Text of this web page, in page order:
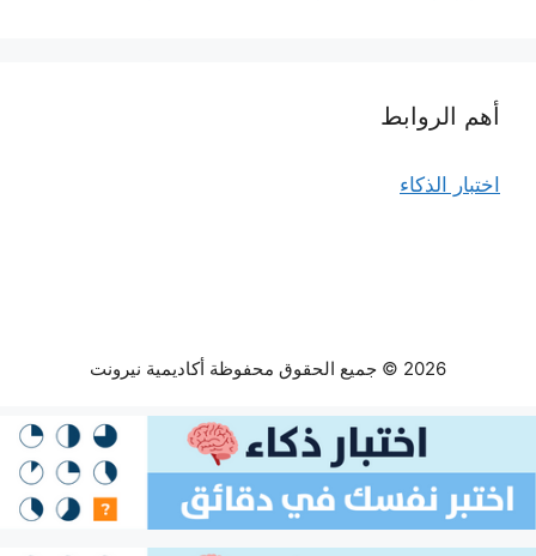
أهم الروابط
اختبار الذكاء
2026 © جميع الحقوق محفوظة أكاديمية نيرونت